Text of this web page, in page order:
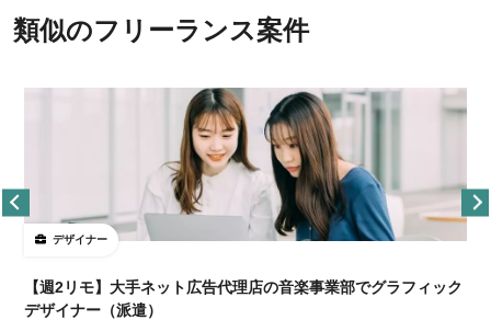
類似のフリーランス案件
デザイナー
【週2リモ】大手ネット広告代理店の音楽事業部でグラフィック
デザイナー（派遣）